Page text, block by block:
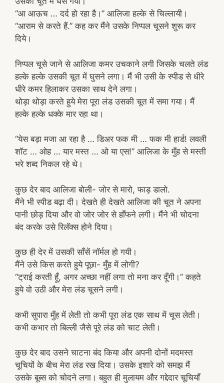
“आ आऊच … दर्द हो रहा है।” आलिजा हल्के से चिल्लायी।
“आराम से करते हैं.” कह कर मैंने उसके निप्पल चूसने शुरू कर
दिये।
निप्पल चूसे जाने से आलिजा कमर उचकाने लगी जिसके चलते लंड
हल्के हल्के उसकी चूत में घुसने लगा। मैं भी उसी के स्पीड से धीरे
धीरे कमर हिलाकर उसका साथ देने लगा।
थोड़ा थोड़ा करते हुये मेरा पूरा लंड उसकी चूत में समा गया। मैं
हल्के हल्के धक्के मार रहा था।
“येस बड़ा मजा आ रहा है … डिअर फक मी … फक मी हार्ड! लवली
शॉट … ओह … यार मस्त … ओ या एस!” आलिजा के मुँह से मस्ती
भरे शब्द निकल रहे थे।
कुछ देर बाद आलिजा बोली- जोर से मारो, फाड़ डालो.
मैंने भी स्पीड बढ़ा दी। देखते ही देखते आलिजा की चूत ने अपना
पानी छोड़ दिया और वो जोर जोर से हाँफने लगी। मैंने भी चोदना
बंद करके उसे रिलॅक्स होने दिया।
कुछ ही देर में उसकी साँसें नॉर्मल हो गयी।
मैंने उसे किस करते हुये पूछा- मुँह में लोगी?
“ट्राई करती हूँ, अगर अच्छा नहीं लगा तो मना कर दूँगी।” कहते
हुये वो उठी और मेरा लंड चूसने लगी।
कभी सुपारा मुँह में लेती तो कभी पूरा लंड एक साथ में चूस लेती।
कभी कभार तो बिल्ली जैसे पूरे लंड को चाट लेती।
कुछ देर बाद उसने चाटना बंद किया और अपनी दोनों मदमस्त
चूचियों के बीच मेरा लंड रख दिया। उसके इशारे को समझ मैं
उसके बूब्स को चोदने लगा। बहुत ही मुलायम और गद्देदार चूचियाँ